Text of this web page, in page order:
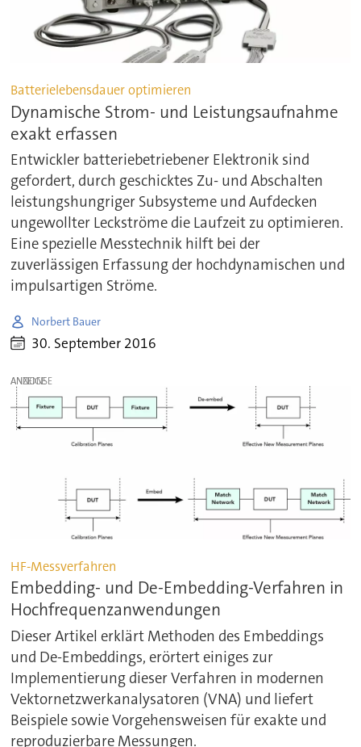
Batterielebensdauer optimieren
Dynamische Strom- und Leistungsaufnahme
exakt erfassen
Entwickler batteriebetriebener Elektronik sind
gefordert, durch geschicktes Zu- und Abschalten
leistungshungriger Subsysteme und Aufdecken
ungewollter Leckströme die Laufzeit zu optimieren.
Eine spezielle Messtechnik hilft bei der
zuverlässigen Erfassung der hochdynamischen und
impulsartigen Ströme.
Norbert Bauer
30. September 2016
ANZEIGE
HF-Messverfahren
Embedding- und De-Embedding-Verfahren in
Hochfrequenzanwendungen
Dieser Artikel erklärt Methoden des Embeddings
und De-Embeddings, erörtert einiges zur
Implementierung dieser Verfahren in modernen
Vektornetzwerkanalysatoren (VNA) und liefert
Beispiele sowie Vorgehensweisen für exakte und
reproduzierbare Messungen.